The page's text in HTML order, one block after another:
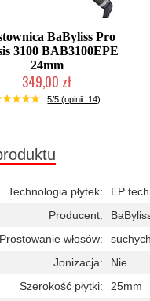
BaByliss Pro
3100 BAB3100EPE
24mm
349,00 zł
ilość (wysyłka w 24h)
5/5 (opinii: 14)
Technologia płytek:
EP
Producent:
Prostowanie włosów:
suchych
Jonizacja:
Nie
Szerokość płytki:
25mm